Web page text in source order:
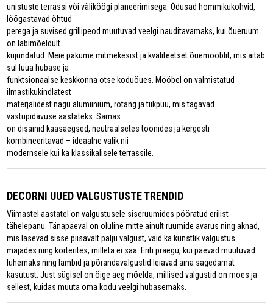
unistuste terrassi või väliköögi planeerimisega. Õdusad hommikukohvid,
lõõgastavad õhtud
perega ja suvised grillipeod muutuvad veelgi nauditavamaks, kui õueruum
on läbimõeldult
kujundatud. Meie pakume mitmekesist ja kvaliteetset õuemööblit, mis aitab
sul luua hubase ja
funktsionaalse keskkonna otse koduõues. Mööbel on valmistatud
ilmastikukindlatest
materjalidest nagu alumiinium, rotang ja tiikpuu, mis tagavad
vastupidavuse aastateks. Samas
on disainid kaasaegsed, neutraalsetes toonides ja kergesti
kombineeritavad – ideaalne valik nii
modernsele kui ka klassikalisele terrassile.
DECORNI UUED VALGUSTUSTE TRENDID
Viimastel aastatel on valgustusele siseruumides pööratud erilist
tähelepanu. Tänapäeval on oluline mitte ainult ruumide avarus ning aknad,
mis lasevad sisse piisavalt palju valgust, vaid ka kunstlik valgustus
majades ning korterites, milleta ei saa. Eriti praegu, kui päevad muutuvad
lühemaks ning lambid ja põrandavalgustid leiavad aina sagedamat
kasutust. Just sügisel on õige aeg mõelda, millised valgustid on moes ja
sellest, kuidas muuta oma kodu veelgi hubasemaks.